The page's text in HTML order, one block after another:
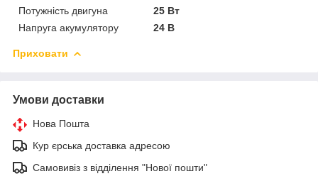
Потужність двигуна
25 Вт
Напруга акумулятору
24 В
Приховати
Умови доставки
Нова Пошта
Кур єрська доставка адресою
Самовивіз з відділення "Нової пошти"